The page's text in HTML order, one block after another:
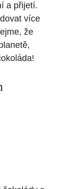
a přijetí.
více
že